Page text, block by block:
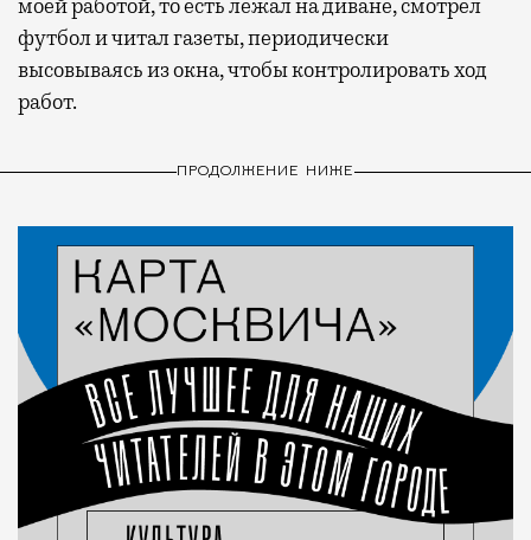
моей работой, то есть лежал на диване, смотрел
футбол и читал газеты, периодически
высовываясь из окна, чтобы контролировать ход
работ.
ПРОДОЛЖЕНИЕ НИЖЕ